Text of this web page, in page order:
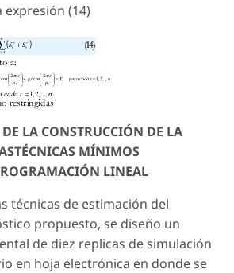
(14)
LA CONSTRUCCIÓN DE LA
MÍNIMOS
LINEAL
técnicas de estimación del
propuesto, se diseño un
de diez replicas de simulación
en hoja electrónica en donde se